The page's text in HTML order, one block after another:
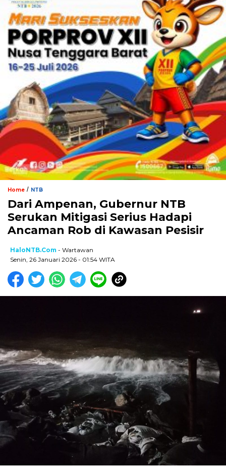
Home / NTB
Dari Ampenan, Gubernur NTB
Serukan Mitigasi Serius Hadapi
Ancaman Rob di Kawasan Pesisir
HaloNTB.com - Wartawan
Senin, 26 Januari 2026 - 01:54 WITA